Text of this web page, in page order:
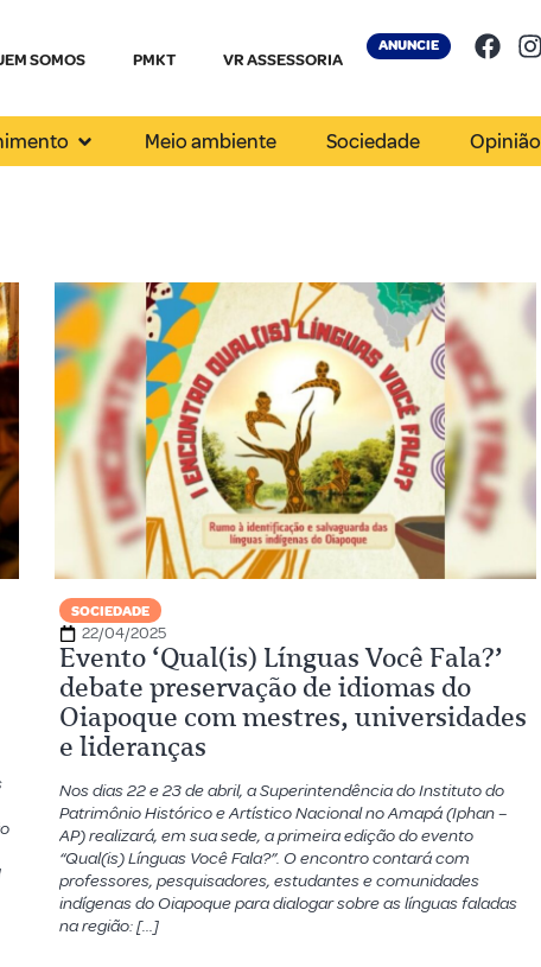
SOMOS PMKT VR ASSESSORIA
ANUNCIE
Meio ambiente Sociedade Opinião
SOCIEDADE
22/04/2025
Evento ‘Qual(is) Línguas Você Fala?’
debate preservação de idiomas do
Oiapoque com mestres, universidades
e lideranças
Nos dias 22 e 23 de abril, a Superintendência do Instituto do
Patrimônio Histórico e Artístico Nacional no Amapá (Iphan –
AP) realizará, em sua sede, a primeira edição do evento
“Qual(is) Línguas Você Fala?”. O encontro contará com
professores, pesquisadores, estudantes e comunidades
indígenas do Oiapoque para dialogar sobre as línguas faladas
na região: […]